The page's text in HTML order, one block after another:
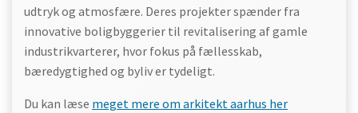
udtryk og atmosfære. Deres projekter spænder fra
innovative boligbyggerier til revitalisering af gamle
industrikvarterer, hvor fokus på fællesskab,
bæredygtighed og byliv er tydeligt.
Du kan læse meget mere om arkitekt aarhus her